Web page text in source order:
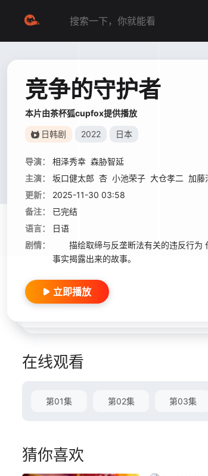
竞争的守护者
本片由茶杯狐cupfox提供播放
日韩剧 2022 日本
导演： 相泽秀幸 森胁智延
主演：
坂口健太郎 杏 小池荣子 大仓孝二 加藤
更新：
2025-11-30 03:58
备注：
已完结
语言：
日语
剧情：
描绘取缔与反垄断法有关的违反行为
事实揭露出来的故事。
立即播放
在线观看
第01集 第02集 第03集
猜你喜欢